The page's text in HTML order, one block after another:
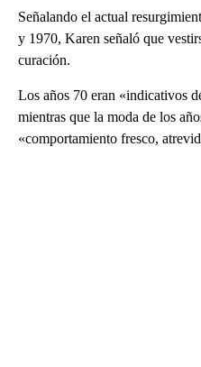
Señalando el actual
y 1970, Karen señaló que
curación.
Los años 70 eran «indicativos
mientras que la moda de los
«comportamiento fresco,